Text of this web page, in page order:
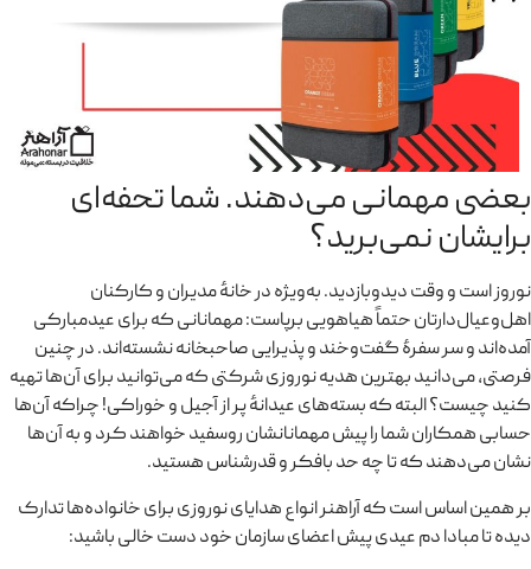
بعضی مهمانی می‌دهند. شما تحفه‌ای
برایشان نمی‌برید؟
نوروز است و وقت دیدوبازدید. به‌ویژه در خانهٔ مدیران و کارکنان
اهل‌وعیال‌دارتان حتماً هیاهویی برپاست: مهمانانی که برای عیدمبارکی
آمده‌اند و سر سفرهٔ گفت‌وخند و پذیرایی صاحبخانه نشسته‌اند. در چنین
فرصتی، می‌دانید بهترین هدیه نوروزی شرکتی که می‌توانید برای آن‌ها تهیه
کنید چیست؟ البته که بسته‌های عیدانهٔ پر از آجیل و خوراکی! چراکه آن‌ها
حسابی همکاران شما را پیش مهمانانشان روسفید خواهند کرد و به آن‌ها
نشان می‌دهند که تا چه حد بافکر و قدرشناس هستید.
بر همین اساس است که آراهنر انواع هدایای نوروزی برای خانواده‌ها تدارک
دیده تا مبادا دم عیدی پیش اعضای سازمان خود دست خالی باشید: